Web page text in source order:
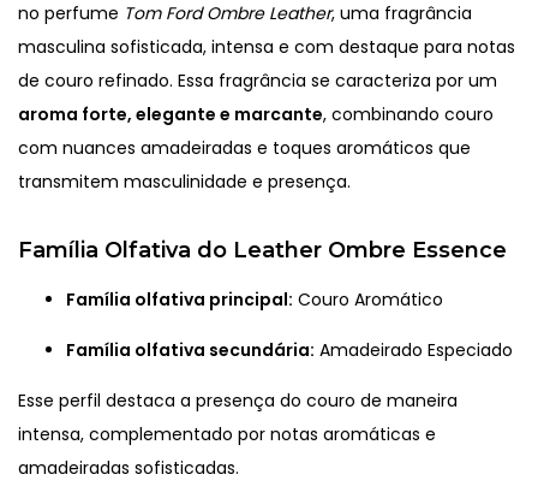
no perfume Tom Ford Ombre Leather, uma fragrância
masculina sofisticada, intensa e com destaque para notas
de couro refinado. Essa fragrância se caracteriza por um
aroma forte, elegante e marcante, combinando couro
com nuances amadeiradas e toques aromáticos que
transmitem masculinidade e presença.
Família Olfativa do Leather Ombre Essence
Família olfativa principal: Couro Aromático
Família olfativa secundária: Amadeirado Especiado
Esse perfil destaca a presença do couro de maneira
intensa, complementado por notas aromáticas e
amadeiradas sofisticadas.